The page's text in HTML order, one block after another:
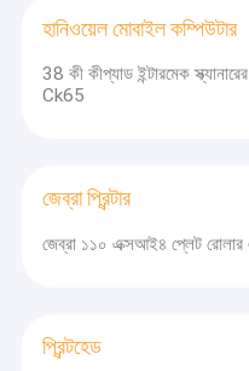
আমাদের সম্পর্কে
হানিওয়েল মোবাইল কম্পিউটার
38 কী কীপ্যাড ইন্টারমেক
Ck65
জেব্রা প্রিন্টার
জেব্রা ১১০ এক্সআই৪ প্লেট রোলার
প্রিন্টহেড
ইন-ওয়ান ডেস্কটপও পাওয়া যায়,